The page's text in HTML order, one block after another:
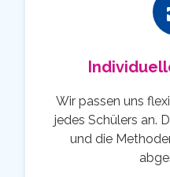
Wir passen uns
jedes Schülers an.
und die